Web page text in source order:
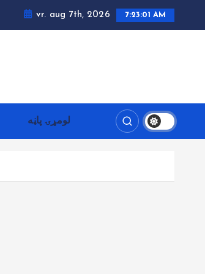
vr. aug 7th, 2026 7:23:01 AM
لومړۍ پاڼه